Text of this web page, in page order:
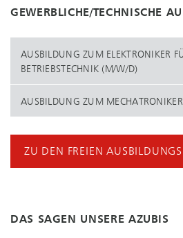
GEWERBLICHE/TECHNISCHE
AUSBILDUNG ZUM ELEKTRONIKER
BETRIEBSTECHNIK (M/W/D)
AUSBILDUNG ZUM
ZU DEN FREIEN
DAS SAGEN UNSERE AZUBIS